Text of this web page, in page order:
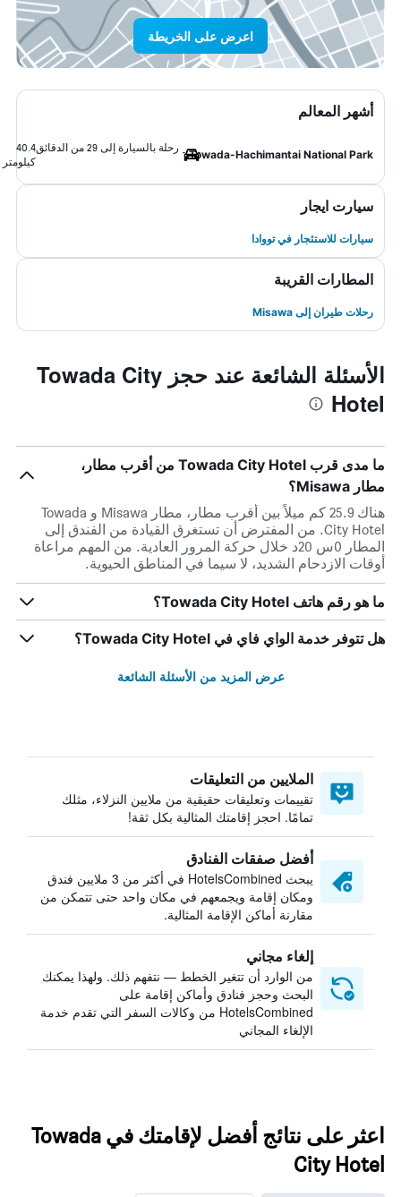
اعرض على الخريطة
أشهر المعالم
Towada-Hachimantai National Park
رحلة بالسيارة إلى 29 من الدقائق
40.4
كيلومتر
سيارت ايجار
سيارات للاستئجار في تووادا
المطارات القريبة
رحلات طيران إلى Misawa
الأسئلة الشائعة عند حجز Towada City
Hotel
ما مدى قرب Towada City Hotel من أقرب مطار،
مطار Misawa؟
هناك 25.9 كم ميلاً بين أقرب مطار، مطار Misawa و Towada
City Hotel. من المفترض أن تستغرق القيادة من الفندق إلى
المطار 0س 20د خلال حركة المرور العادية. من المهم مراعاة
أوقات الازدحام الشديد، لا سيما في المناطق الحيوية.
ما هو رقم هاتف Towada City Hotel؟
هل تتوفر خدمة الواي فاي في Towada City Hotel؟
عرض المزيد من الأسئلة الشائعة
الملايين من التعليقات
تقييمات وتعليقات حقيقية من ملايين النزلاء، مثلك
تمامًا. احجز إقامتك المثالية بكل ثقة!
أفضل صفقات الفنادق
يبحث HotelsCombined في أكثر من 3 ملايين فندق
ومكان إقامة ويجمعهم في مكان واحد حتى تتمكن من
مقارنة أماكن الإقامة المثالية.
إلغاء مجاني
من الوارد أن تتغير الخطط — نتفهم ذلك. ولهذا يمكنك
البحث وحجز فنادق وأماكن إقامة على
HotelsCombined من وكالات السفر التي تقدم خدمة
الإلغاء المجاني
اعثر على نتائج أفضل لإقامتك في Towada
City Hotel